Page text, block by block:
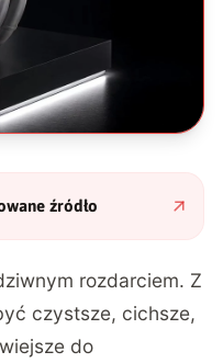
źródło
rozdarciem. Z
czystsze, cichsze,
do